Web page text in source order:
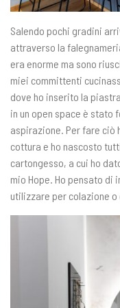
Salendo pochi gradini
attraverso la
era enorme ma sono
miei committenti
dove ho inserito la
in un open space è stato
aspirazione. Per fare ciò
cottura e ho nascosto
cartongesso, a cui ho
mio Hope. Ho pensato di
utilizzare per colazione o